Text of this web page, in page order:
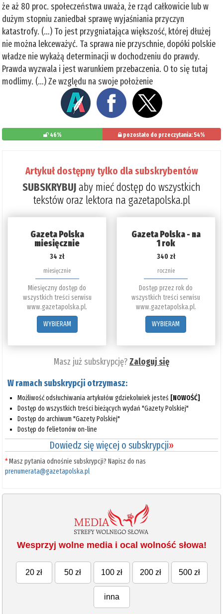
że aż 80 proc. społeczeństwa uważa, że rząd całkowicie lub w
dużym stopniu zaniedbał sprawę wyjaśniania przyczyn
katastrofy. (…) To jest przygniatająca większość, której dłużej
nie można lekceważyć. Ta sprawa nie przyschnie, dopóki polskie
władze nie wykażą determinacji w dochodzeniu do prawdy.
Prawda wyzwala i jest warunkiem przebaczenia. O to się tutaj
modlimy. (…) Ze względu na swoje położenie
46% pozostało do przeczytania: 54%
Artykuł dostępny tylko dla subskrybentów
SUBSKRYBUJaby mieć dostęp do wszystkich
tekstów oraz lektora na gazetapolska.pl
Gazeta Polska
miesięcznie
34 zł
miesięcznie
Miesięczny dostęp do
wszystkich treści serwisu
www.gazetapolska.pl.
WYBIERAM
Gazeta Polska - na
1 rok
340 zł
rocznie
Dostęp przez rok do
wszystkich treści serwisu
www.gazetapolska.pl.
WYBIERAM
Masz już subskrypcję?Zaloguj się
W ramach subskrypcji otrzymasz:
Możliwość odsłuchiwania artykułów gdziekolwiek jesteś [NOWOŚĆ]
Dostęp do wszystkich treści bieżących wydań "Gazety Polskiej"
Dostęp do archiwum "Gazety Polskiej"
Dostęp do felietonów on-line
Dowiedz się więcej o subskrypcji»
*Masz pytania odnośnie subskrypcji? Napisz do nas
prenumerata@gazetapolska.pl
Wesprzyj wolne media i ocal wolność słowa!
20 zł 50 zł 100 zł 200 zł 500 zł
inna